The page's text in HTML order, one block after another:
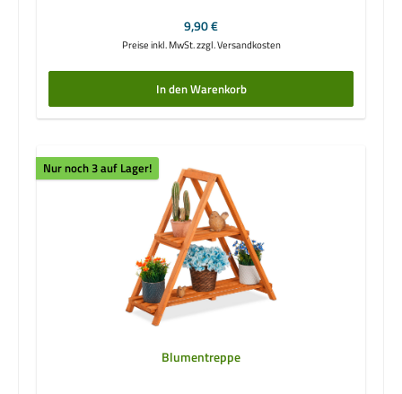
Regulärer Preis:
9,90 €
Preise inkl. MwSt. zzgl. Versandkosten
In den Warenkorb
Nur noch 3 auf Lager!
Blumentreppe